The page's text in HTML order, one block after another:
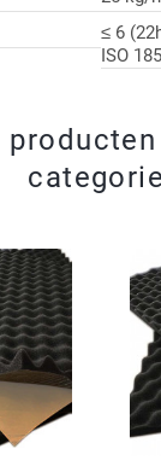
≤ 6
ISO